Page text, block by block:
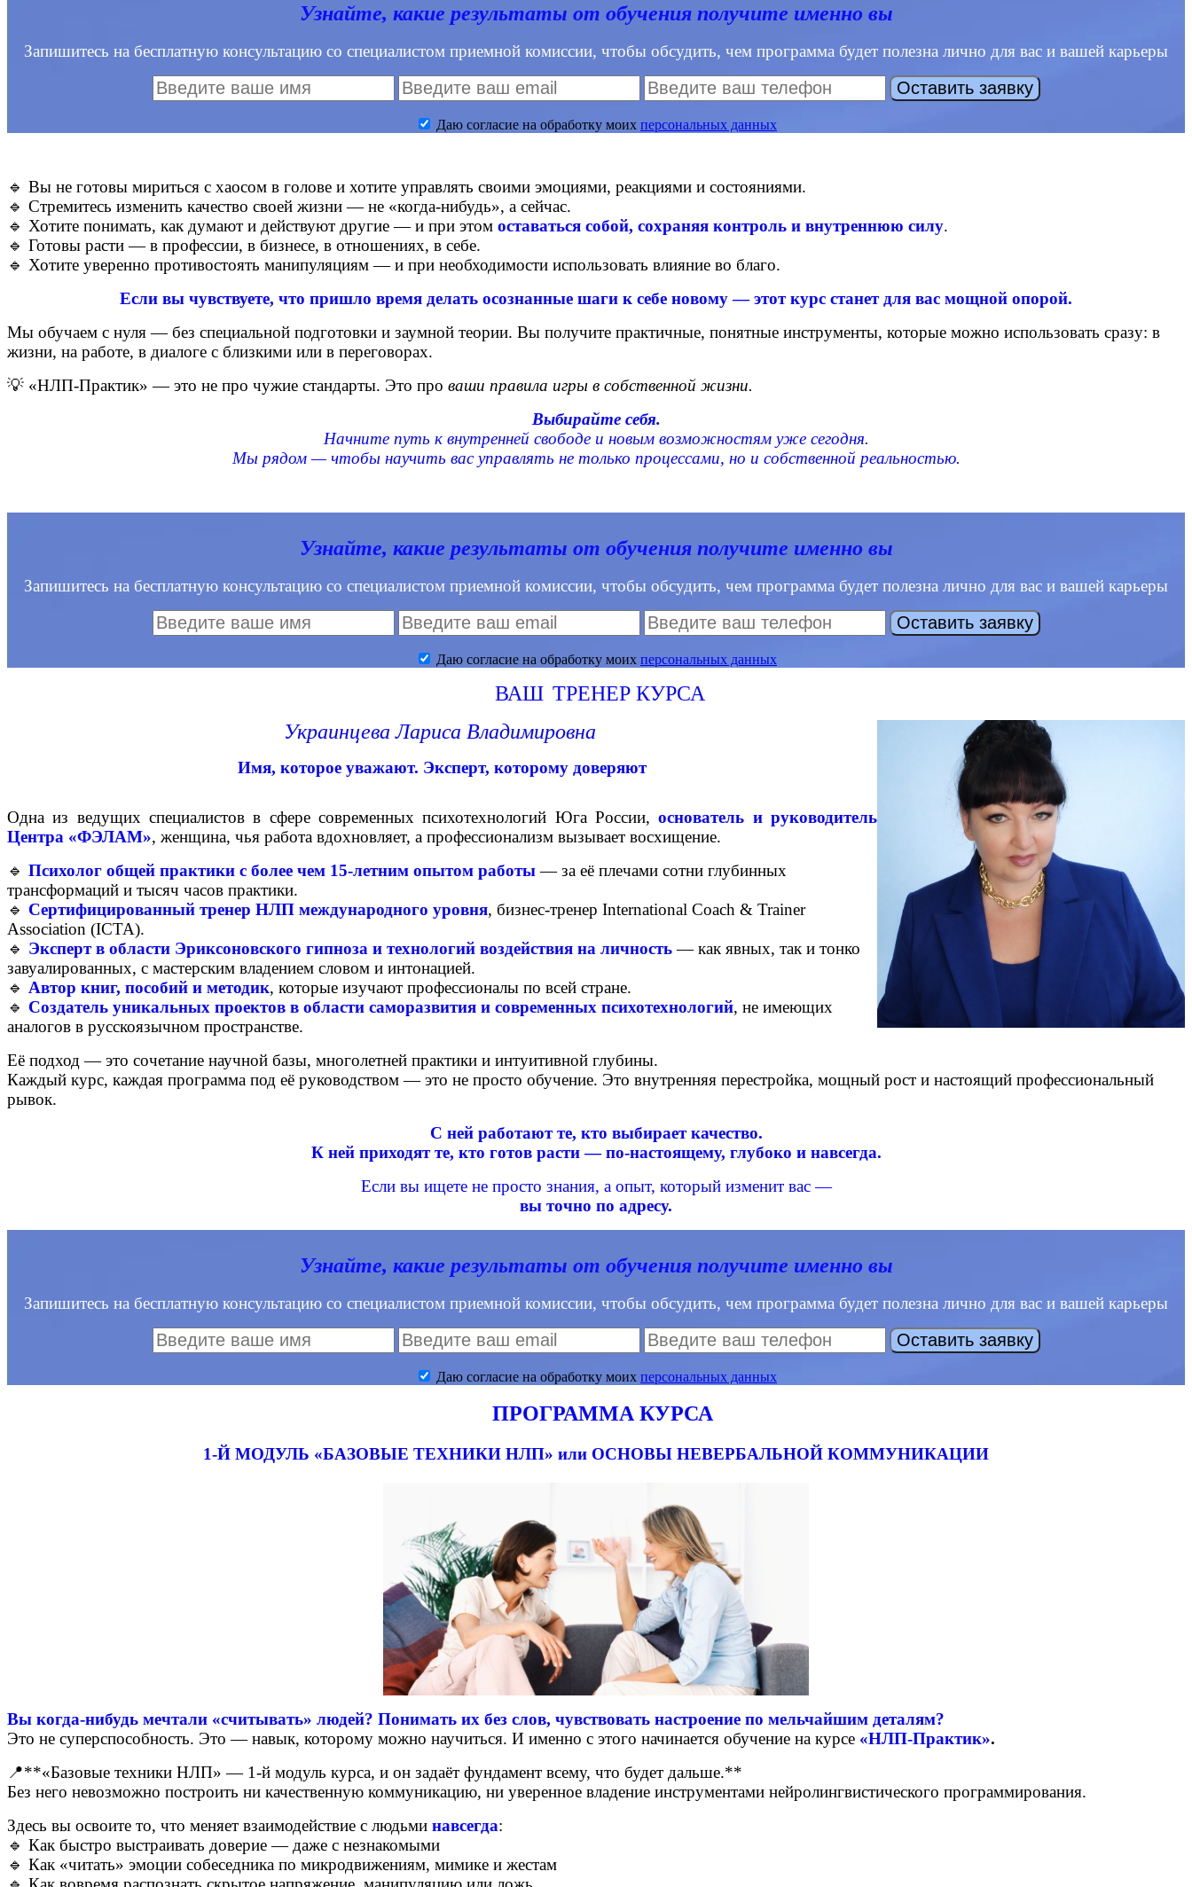
Узнайте, какие результаты от обучения получите именно вы
Запишитесь на бесплатную консультацию со специалистом приемной комиссии, чтобы обсудить, чем программа будет полезна лично для вас и вашей карьеры
Даю согласие на обработку моих персональных данных
🔹 Вы не готовы мириться с хаосом в голове и хотите управлять своими эмоциями, реакциями и состояниями.
🔹 Стремитесь изменить качество своей жизни — не «когда-нибудь», а сейчас.
🔹 Хотите понимать, как думают и действуют другие — и при этом оставаться собой, сохраняя контроль и внутреннюю силу.
🔹 Готовы расти — в профессии, в бизнесе, в отношениях, в себе.
🔹 Хотите уверенно противостоять манипуляциям — и при необходимости использовать влияние во благо.
Если вы чувствуете, что пришло время делать осознанные шаги к себе новому — этот курс станет для вас мощной опорой.
Мы обучаем с нуля — без специальной подготовки и заумной теории. Вы получите практичные, понятные инструменты, которые можно использовать сразу: в
жизни, на работе, в диалоге с близкими или в переговорах.
💡 «НЛП-Практик» — это не про чужие стандарты. Это про ваши правила игры в собственной жизни.
Выбирайте себя.
Начните путь к внутренней свободе и новым возможностям уже сегодня.
Мы рядом — чтобы научить вас управлять не только процессами, но и собственной реальностью.
Узнайте, какие результаты от обучения получите именно вы
Запишитесь на бесплатную консультацию со специалистом приемной комиссии, чтобы обсудить, чем программа будет полезна лично для вас и вашей карьеры
Даю согласие на обработку моих персональных данных
ВАШ ТРЕНЕР КУРСА
Украинцева Лариса Владимировна
Имя, которое уважают. Эксперт, которому доверяют
Одна из ведущих специалистов в сфере современных психотехнологий Юга России,основатель и руководитель
Центра «ФЭЛАМ», женщина, чья работа вдохновляет, а профессионализм вызывает восхищение.
🔹 Психолог общей практики с более чем 15-летним опытом работы— за её плечами сотни глубинных
трансформаций и тысяч часов практики.
🔹 Сертифицированный тренер НЛП международного уровня, бизнес-тренер International Coach & Trainer
Association (ICTA).
🔹 Эксперт в области Эриксоновского гипноза и технологий воздействия на личность— как явных, так и тонко
завуалированных, с мастерским владением словом и интонацией.
🔹 Автор книг, пособий и методик, которые изучают профессионалы по всей стране.
🔹 Создатель уникальных проектов в области саморазвития и современных психотехнологий, не имеющих
аналогов в русскоязычном пространстве.
Её подход — это сочетание научной базы, многолетней практики и интуитивной глубины.
Каждый курс, каждая программа под её руководством — это не просто обучение. Это внутренняя перестройка, мощный рост и настоящий профессиональный
рывок.
С ней работают те, кто выбирает качество.
К ней приходят те, кто готов расти — по-настоящему, глубоко и навсегда.
Если вы ищете не просто знания, а опыт, который изменит вас —
вы точно по адресу.
Узнайте, какие результаты от обучения получите именно вы
Запишитесь на бесплатную консультацию со специалистом приемной комиссии, чтобы обсудить, чем программа будет полезна лично для вас и вашей карьеры
Даю согласие на обработку моих персональных данных
ПРОГРАММА КУРСА
1-Й МОДУЛЬ «БАЗОВЫЕ ТЕХНИКИ НЛП» или ОСНОВЫ НЕВЕРБАЛЬНОЙ КОММУНИКАЦИИ
Вы когда-нибудь мечтали «считывать» людей? Понимать их без слов, чувствовать настроение по мельчайшим деталям?
Это не суперспособность. Это — навык, которому можно научиться. И именно с этого начинается обучение на курсе «НЛП-Практик».
📍**«Базовые техники НЛП» — 1-й модуль курса, и он задаёт фундамент всему, что будет дальше.**
Без него невозможно построить ни качественную коммуникацию, ни уверенное владение инструментами нейролингвистического программирования.
Здесь вы освоите то, что меняет взаимодействие с людьми навсегда:
🔹 Как быстро выстраивать доверие — даже с незнакомыми
🔹 Как «читать» эмоции собеседника по микродвижениям, мимике и жестам